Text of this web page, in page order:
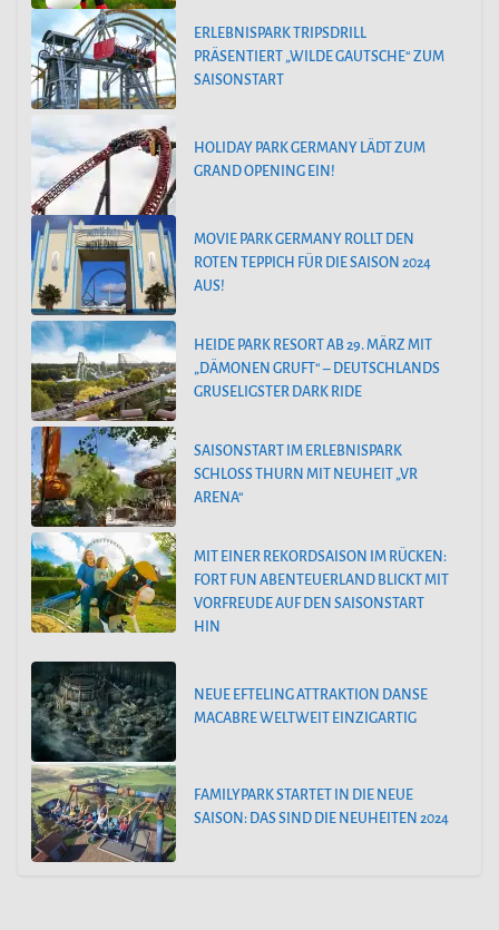
ERLEBNISPARK TRIPSDRILL
PRÄSENTIERT „WILDE GAUTSCHE“ ZUM
SAISONSTART
HOLIDAY PARK GERMANY LÄDT ZUM
GRAND OPENING EIN!
MOVIE PARK GERMANY ROLLT DEN
ROTEN TEPPICH FÜR DIE SAISON 2024
AUS!
HEIDE PARK RESORT AB 29. MÄRZ MIT
„DÄMONEN GRUFT“ – DEUTSCHLANDS
GRUSELIGSTER DARK RIDE
SAISONSTART IM ERLEBNISPARK
SCHLOSS THURN MIT NEUHEIT „VR
ARENA“
MIT EINER REKORDSAISON IM RÜCKEN:
FORT FUN ABENTEUERLAND BLICKT MIT
VORFREUDE AUF DEN SAISONSTART
HIN
NEUE EFTELING ATTRAKTION DANSE
MACABRE WELTWEIT EINZIGARTIG
FAMILYPARK STARTET IN DIE NEUE
SAISON: DAS SIND DIE NEUHEITEN 2024